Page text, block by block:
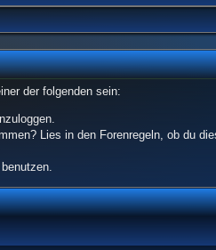
der folgenden sein:
Lies in den Forenregeln, ob du